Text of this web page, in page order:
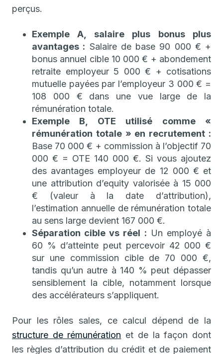
perçus.
Exemple A, salaire plus bonus plus
avantages : Salaire de base 90 000 € +
bonus annuel cible 10 000 € + abondement
retraite employeur 5 000 € + cotisations
mutuelle payées par l’employeur 3 000 € =
108 000 € dans une vue large de la
rémunération totale.
Exemple B, OTE utilisé comme «
rémunération totale » en recrutement :
Base 70 000 € + commission à l’objectif 70
000 € = OTE 140 000 €. Si vous ajoutez
des avantages employeur de 12 000 € et
une attribution d’equity valorisée à 15 000
€ (valeur à la date d’attribution),
l’estimation annuelle de rémunération totale
au sens large devient 167 000 €.
Séparation cible vs réel : Un employé à
60 % d’atteinte peut percevoir 42 000 €
sur une commission cible de 70 000 €,
tandis qu’un autre à 140 % peut dépasser
sensiblement la cible, notamment lorsque
des accélérateurs s’appliquent.
Pour les rôles sales, ce calcul dépend de la
structure de rémunération et de la façon dont
les règles d’attribution du crédit et de paiement